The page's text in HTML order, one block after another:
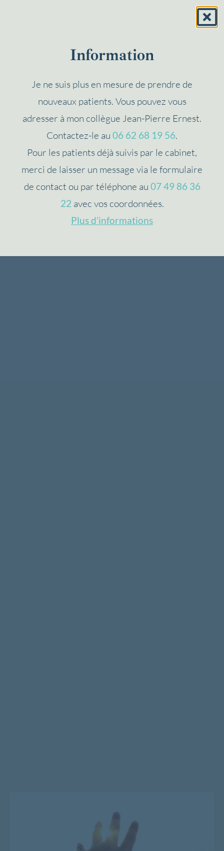
Information
Je ne suis plus en mesure de prendre de
nouveaux patients. Vous pouvez vous
adresser à mon collègue Jean-Pierre Ernest.
Contactez-le au 06 62 68 19 56.
Pour les patients déjà suivis par le cabinet,
merci de laisser un message via le formulaire
de contact ou par téléphone au 07 49 86 36
22 avec vos coordonnées.
Plus d’informations